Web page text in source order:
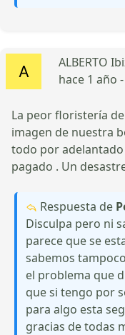
ALBERTO
hace 1 año -
La peor floristería
imagen de nuestra
todo por
pagado . Un
Respuesta de
Disculpa pero ni
parece que se
sabemos
el problema que
que si tengo por
para algo esta
gracias de todas